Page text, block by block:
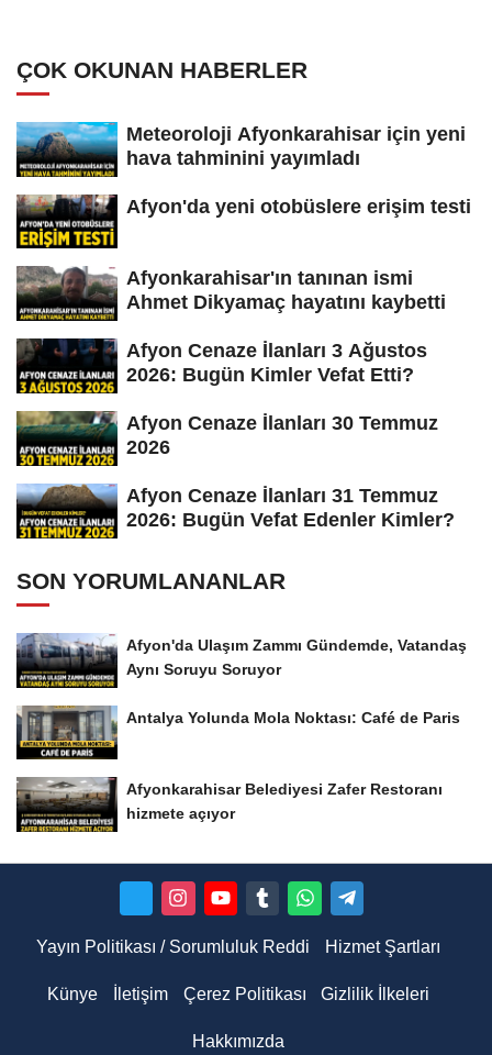
ÇOK OKUNAN HABERLER
Meteoroloji Afyonkarahisar için yeni
hava tahminini yayımladı
Afyon'da yeni otobüslere erişim testi
Afyonkarahisar'ın tanınan ismi
Ahmet Dikyamaç hayatını kaybetti
Afyon Cenaze İlanları 3 Ağustos
2026: Bugün Kimler Vefat Etti?
Afyon Cenaze İlanları 30 Temmuz
2026
Afyon Cenaze İlanları 31 Temmuz
2026: Bugün Vefat Edenler Kimler?
SON YORUMLANANLAR
Afyon'da Ulaşım Zammı Gündemde, Vatandaş
Aynı Soruyu Soruyor
Antalya Yolunda Mola Noktası: Café de Paris
Afyonkarahisar Belediyesi Zafer Restoranı
hizmete açıyor
Yayın Politikası / Sorumluluk Reddi Hizmet Şartları
Künye İletişim Çerez Politikası Gizlilik İlkeleri
Hakkımızda